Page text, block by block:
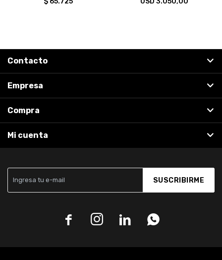
SUSCRIBIRME
   
Contacto
Empresa
Compra
Mi cuenta